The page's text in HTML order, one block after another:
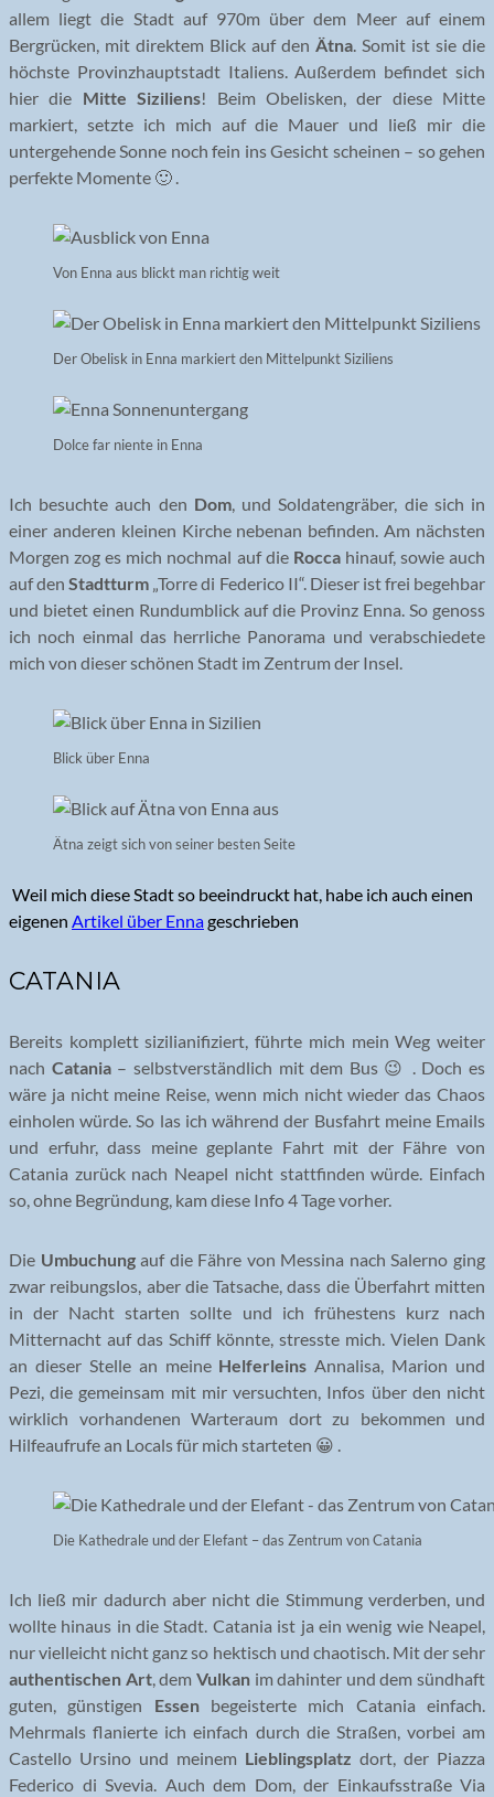
allem liegt die Stadt auf 970m über dem Meer auf einem
Bergrücken, mit direktem Blick auf den Ätna. Somit ist sie die
höchste Provinzhauptstadt Italiens. Außerdem befindet sich
hier die Mitte Siziliens! Beim Obelisken, der diese Mitte
markiert, setzte ich mich auf die Mauer und ließ mir die
untergehende Sonne noch fein ins Gesicht scheinen – so gehen
perfekte Momente 🙂 .
Von Enna aus blickt man richtig weit
Der Obelisk in Enna markiert den Mittelpunkt Siziliens
Dolce far niente in Enna
Ich besuchte auch den Dom, und Soldatengräber, die sich in
einer anderen kleinen Kirche nebenan befinden. Am nächsten
Morgen zog es mich nochmal auf die Roccahinauf, sowie auch
auf denStadtturm „Torre di Federico II“. Dieser ist frei begehbar
und bietet einen Rundumblick auf die Provinz Enna. So genoss
ich noch einmal das herrliche Panorama und verabschiedete
mich von dieser schönen Stadt im Zentrum der Insel.
Blick über Enna
Ätna zeigt sich von seiner besten Seite
Weil mich diese Stadt so beeindruckt hat, habe ich auch einen
eigenen Artikel über Ennageschrieben
CATANIA
Bereits komplett sizilianifiziert, führte mich mein Weg weiter
nach Catania– selbstverständlich mit dem Bus 😉 . Doch es
wäre ja nicht meine Reise, wenn mich nicht wieder das Chaos
einholen würde. So las ich während der Busfahrt meine Emails
und erfuhr, dass meine geplante Fahrt mit der Fähre von
Catania zurück nach Neapel nicht stattfinden würde. Einfach
so, ohne Begründung, kam diese Info 4 Tage vorher.
Die Umbuchungauf die Fähre von Messina nach Salerno ging
zwar reibungslos, aber die Tatsache, dass die Überfahrt mitten
in der Nacht starten sollte und ich frühestens kurz nach
Mitternacht auf das Schiff könnte, stresste mich. Vielen Dank
an dieser Stelle an meine Helferleins Annalisa, Marion und
Pezi, die gemeinsam mit mir versuchten, Infos über den nicht
wirklich vorhandenen Warteraum dort zu bekommen und
Hilfeaufrufe an Locals für mich starteten 😀 .
Die Kathedrale und der Elefant – das Zentrum von Catania
Ich ließ mir dadurch aber nicht die Stimmung verderben, und
wollte hinaus in die Stadt. Catania ist ja ein wenig wie Neapel,
nur vielleicht nicht ganz so hektisch und chaotisch. Mit der sehr
authentischen Art, dem Vulkanim dahinter und dem sündhaft
guten, günstigen Essenbegeisterte mich Catania einfach.
Mehrmals flanierte ich einfach durch die Straßen, vorbei am
Castello Ursino und meinem Lieblingsplatz dort, der Piazza
Federico di Svevia. Auch dem Dom, der Einkaufsstraße Via